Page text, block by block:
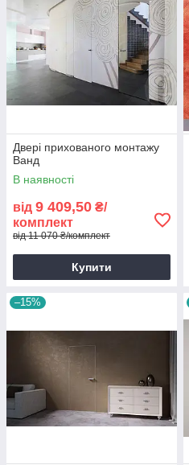
Двері прихованого монтажу
Ванд
В наявності
від 9 409,50 ₴/
комплект
від 11 070 ₴/комплект
Купити
–15%